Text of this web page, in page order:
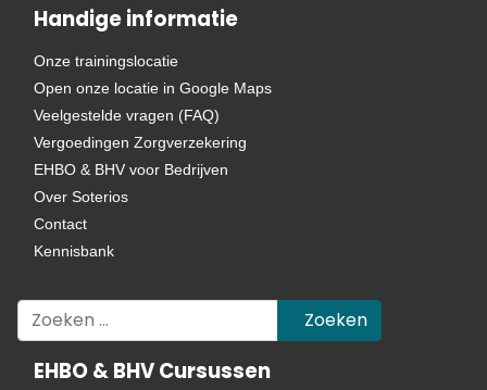
Handige informatie
Onze trainingslocatie
Open onze locatie in Google Maps
Veelgestelde vragen (FAQ)
Vergoedingen Zorgverzekering
EHBO & BHV voor Bedrijven
Over Soterios
Contact
Kennisbank
Zoeken Zoeken
EHBO & BHV Cursussen